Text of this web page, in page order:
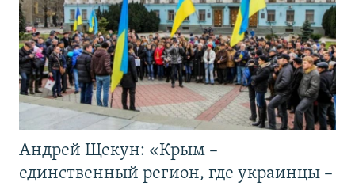
Андрей Щекун: «Крым –
единственный регион, где украинцы –